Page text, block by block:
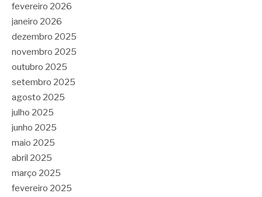
fevereiro 2026
janeiro 2026
dezembro 2025
novembro 2025
outubro 2025
setembro 2025
agosto 2025
julho 2025
junho 2025
maio 2025
abril 2025
março 2025
fevereiro 2025